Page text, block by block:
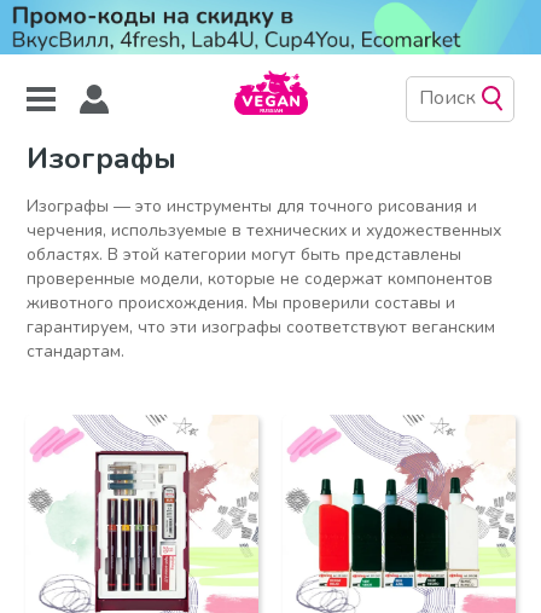
Изографы
Изографы — это инструменты для точного рисования и
черчения, используемые в технических и художественных
областях. В этой категории могут быть представлены
проверенные модели, которые не содержат компонентов
животного происхождения. Мы проверили составы и
гарантируем, что эти изографы соответствуют веганским
стандартам.